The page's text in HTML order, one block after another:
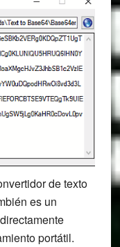
de texto
es un
portátil.